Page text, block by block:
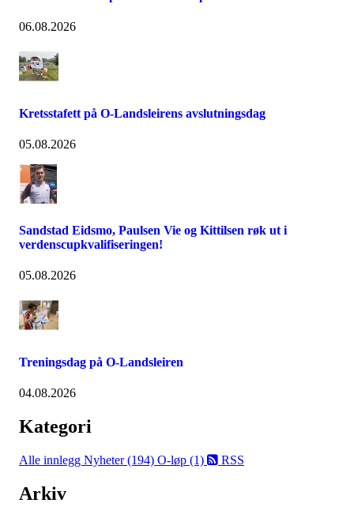
06.08.2026
Kretsstafett på O-Landsleirens avslutningsdag
05.08.2026
Sandstad Eidsmo, Paulsen Vie og Kittilsen røk ut i
verdenscupkvalifiseringen!
05.08.2026
Treningsdag på O-Landsleiren
04.08.2026
Kategori
Alle innlegg Nyheter (194) O-løp (1) RSS
Arkiv